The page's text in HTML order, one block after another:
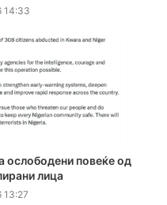
14:33
ослободени повеќе од
лица
13:27